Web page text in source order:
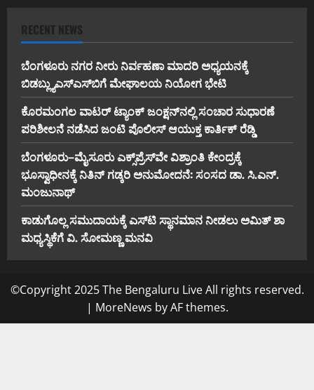
RECENT NEWS
ಬೆಂಗಳೂರು ನಗರ ನೀರು ನಿರ್ವಹಣಾ ಮಾದರಿ ಅಧ್ಯಯನಕ್ಕೆ
ಬಿ‌ಡಬ್ಲ್ಯು‌ಎಸ್‌ಎಸ್‌ಬಿಗೆ ಮೇಘಾಲಯ ನಿಯೋಗ ಭೇಟಿ
ಕೊರಮಂಗಲ ವಾಟರ್ ಟ್ಯಾಂಕ್ ಜಂಕ್ಷನ್‌ನಲ್ಲಿ ಸಂಚಾರ ಸುಧಾರಣೆ
ಪರಿಶೀಲನೆ ನಡೆಸಿದ ಜಂಟಿ ಪೊಲೀಸ್ ಆಯುಕ್ತ ಕಾರ್ತಿಕ್ ರೆಡ್ಡಿ
ಬೆಂಗಳೂರು–ಮೈಸೂರು ಎಕ್ಸ್‌ಪ್ರೆಸ್‌ವೇ ವಿಶ್ರಾಂತಿ ಕೇಂದ್ರಕ್ಕೆ
ಭೂಸ್ವಾಧೀನಕ್ಕೆ ನಿತಿನ್ ಗಡ್ಕರಿ ಅನುಮೋದನೆ: ಸಂಸದ ಡಾ. ಸಿ.ಎನ್.
ಮಂಜುನಾಥ್
ಕಾಡುಗೊಲ್ಲ ಸಮುದಾಯಕ್ಕೆ ಎಸ್‌ಟಿ ಸ್ಥಾನಮಾನ ನೀಡಲು ಅಮಿತ್ ಶಾ
ಮಧ್ಯಸ್ಥಿಕೆಗೆ ವಿ. ಸೋಮಣ್ಣ ಮನವಿ
©Copyright 2025 The Bengaluru Live All rights reserved.
| MoreNews by AF themes.